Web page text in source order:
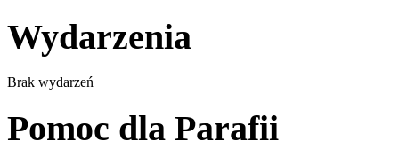
Wydarzenia
Brak wydarzeń
Pomoc dla Parafii